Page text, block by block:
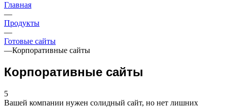
Главная
—
Продукты
—
Готовые сайты
—Корпоративные сайты
Корпоративные сайты
5
Вашей компании нужен солидный сайт, но нет лишних